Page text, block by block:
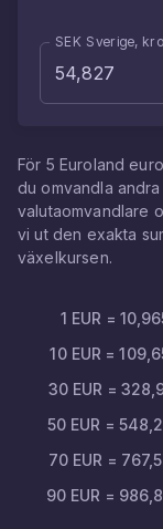
SEK Sverige,
För 5 Euroland euro
du omvandla
valutaomvandlare
vi ut den exakta
växelkursen.
1 EUR =
10 EUR =
30 EUR =
50 EUR =
70 EUR =
90 EUR =